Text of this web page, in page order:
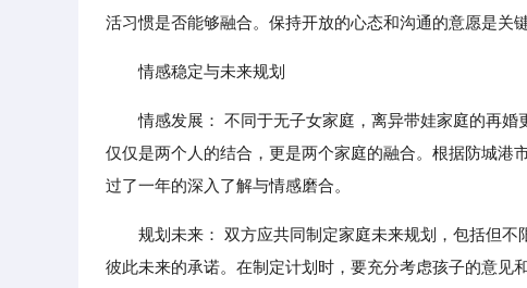
活习惯是否能够融合。保持开放的心态和沟通的意愿是关
情感稳定与未来规划
情感发展： 不同于无子女家庭，离异带娃家庭的再
仅仅是两个人的结合，更是两个家庭的融合。根据防城港
过了一年的深入了解与情感磨合。
规划未来： 双方应共同制定家庭未来规划，包括但
彼此未来的承诺。在制定计划时，要充分考虑孩子的意见